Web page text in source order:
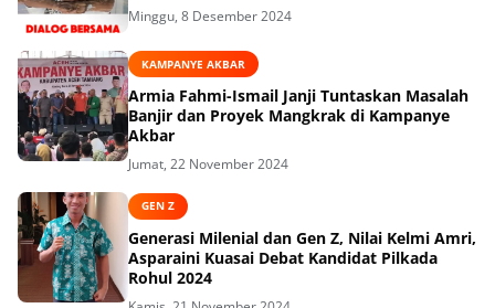
Minggu, 8 Desember 2024
KAMPANYE AKBAR
Armia Fahmi-Ismail Janji Tuntaskan Masalah
Banjir dan Proyek Mangkrak di Kampanye
Akbar
Jumat, 22 November 2024
GEN Z
Generasi Milenial dan Gen Z, Nilai Kelmi Amri,
Asparaini Kuasai Debat Kandidat Pilkada
Rohul 2024